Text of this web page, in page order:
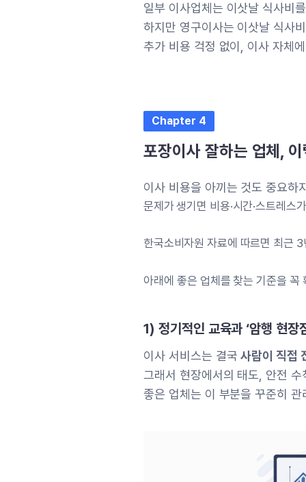
일부 이사업체는 이삿날 식사비
하지만 영구이사는 이삿날 식사
추가 비용 걱정 없이, 이사 자체
Chapter 4
포장이사 잘하는 업체,
이사 비용을 아끼는 것도 중요하
문제가 생기면 비용·시간·스트레스
한국소비자원 자료에 따르면 최근
아래에 좋은 업체를 찾는 기준을 꼭
1) 정기적인 교육과 ‘암행 현장
이사 서비스는 결국사람이 직접
그래서 현장에서의 태도, 안전
좋은 업체는 이 부분을 꾸준히 관